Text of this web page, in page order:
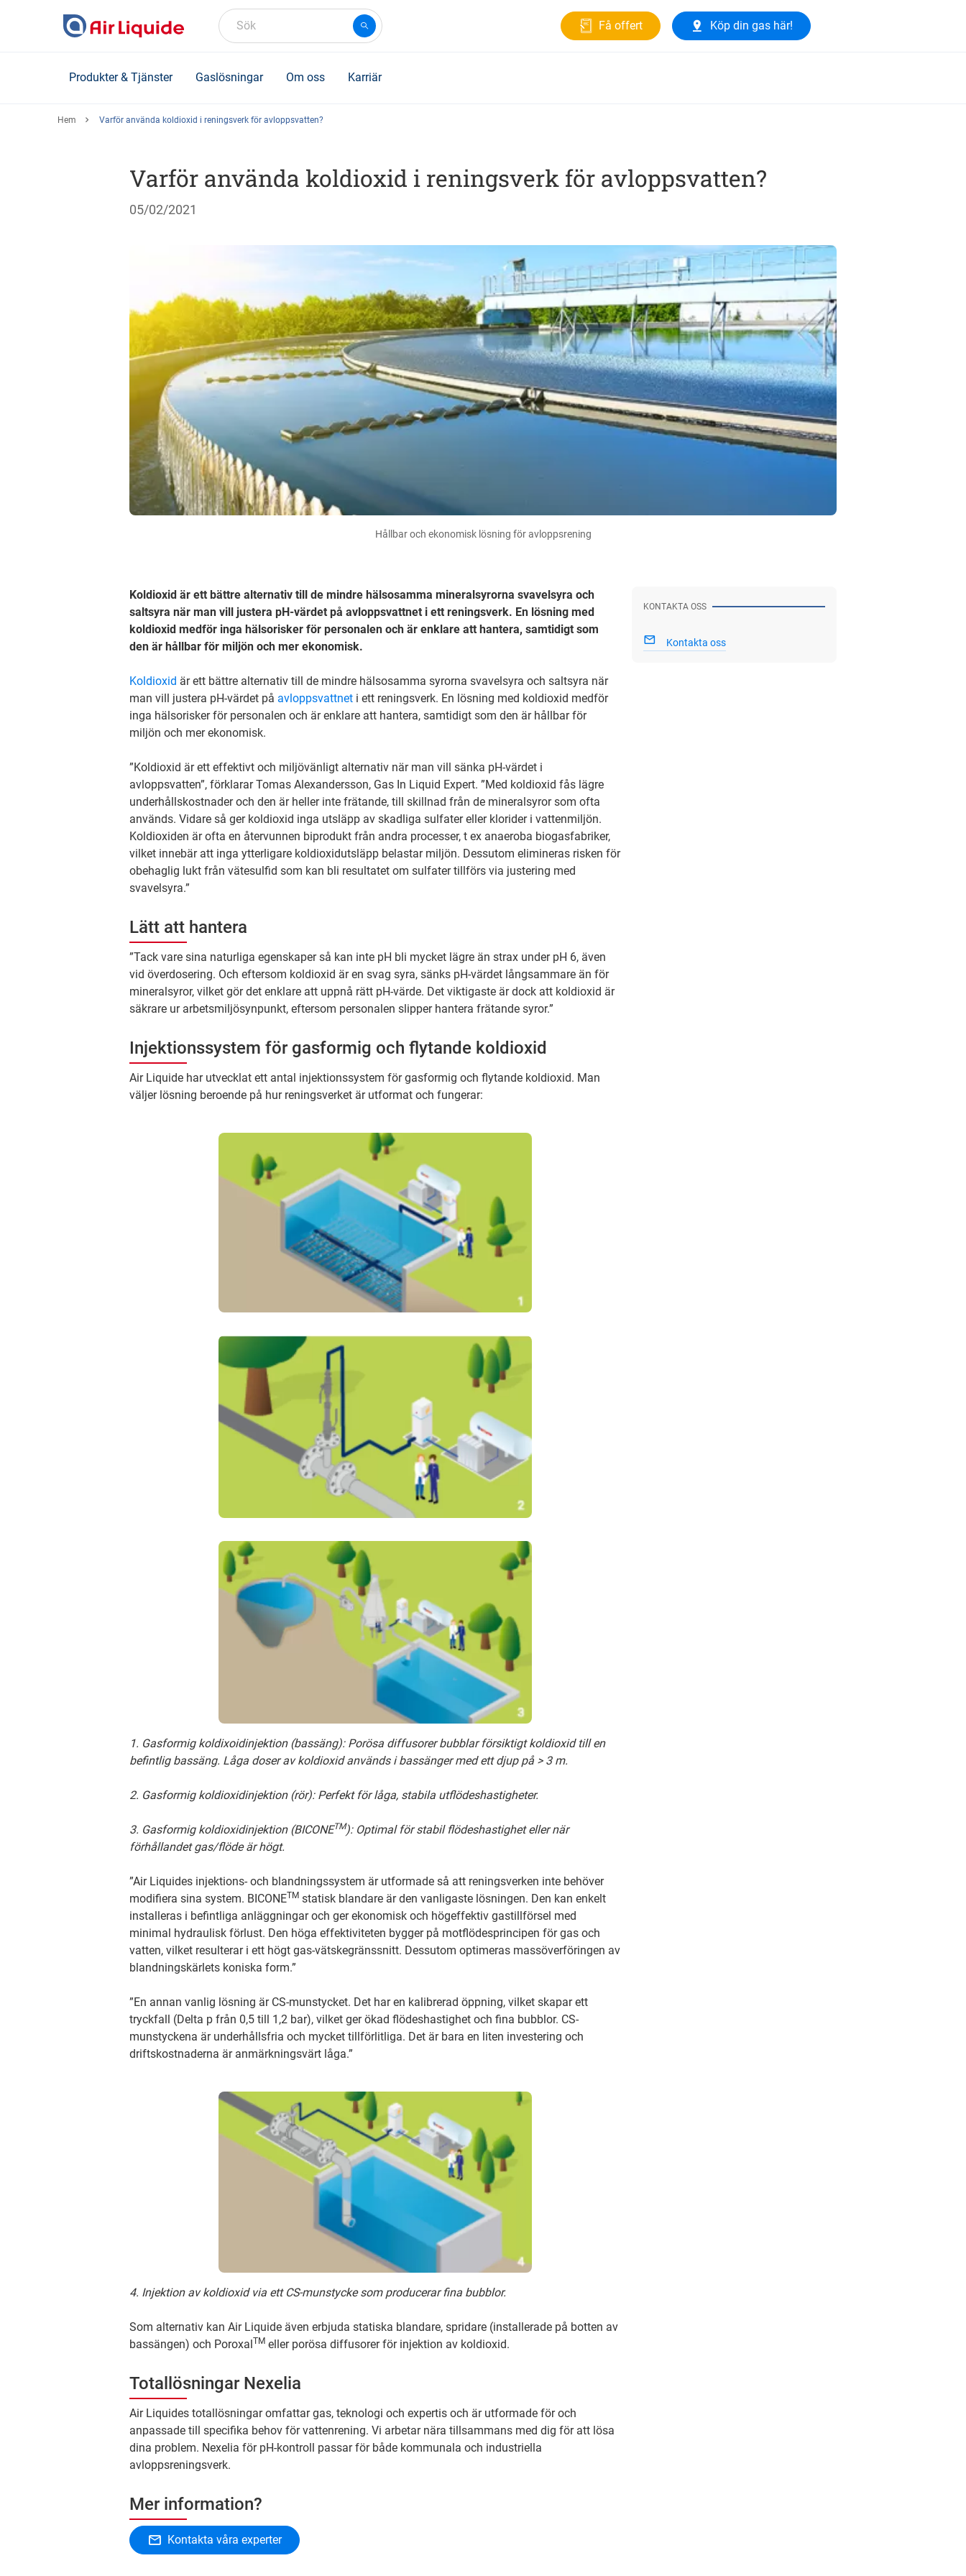
Sök Få offert Köp din gas här!
Produkter & Tjänster Gaslösningar Om oss Karriär
Hem Varför använda koldioxid i reningsverk för avloppsvatten?
Varför använda koldioxid i reningsverk för avloppsvatten?
05/02/2021
Hållbar och ekonomisk lösning för avloppsrening
Koldioxid är ett bättre alternativ till de mindre hälsosamma mineralsyrorna svavelsyra och
saltsyra när man vill justera pH-värdet på avloppsvattnet i ett reningsverk. En lösning med
koldioxid medför inga hälsorisker för personalen och är enklare att hantera, samtidigt som
den är hållbar för miljön och mer ekonomisk.
Koldioxid är ett bättre alternativ till de mindre hälsosamma syrorna svavelsyra och saltsyra när
man vill justera pH-värdet på avloppsvattnet i ett reningsverk. En lösning med koldioxid medför
inga hälsorisker för personalen och är enklare att hantera, samtidigt som den är hållbar för
miljön och mer ekonomisk.
”Koldioxid är ett effektivt och miljövänligt alternativ när man vill sänka pH-värdet i
avloppsvatten”, förklarar Tomas Alexandersson, Gas In Liquid Expert. ”Med koldioxid fås lägre
underhållskostnader och den är heller inte frätande, till skillnad från de mineralsyror som ofta
används. Vidare så ger koldioxid inga utsläpp av skadliga sulfater eller klorider i vattenmiljön.
Koldioxiden är ofta en återvunnen biprodukt från andra processer, t ex anaeroba biogasfabriker,
vilket innebär att inga ytterligare koldioxidutsläpp belastar miljön. Dessutom elimineras risken för
obehaglig lukt från vätesulfid som kan bli resultatet om sulfater tillförs via justering med
svavelsyra.”
Lätt att hantera
”Tack vare sina naturliga egenskaper så kan inte pH bli mycket lägre än strax under pH 6, även
vid överdosering. Och eftersom koldioxid är en svag syra, sänks pH-värdet långsammare än för
mineralsyror, vilket gör det enklare att uppnå rätt pH-värde. Det viktigaste är dock att koldioxid är
säkrare ur arbetsmiljösynpunkt, eftersom personalen slipper hantera frätande syror.”
Injektionssystem för gasformig och flytande koldioxid
Air Liquide har utvecklat ett antal injektionssystem för gasformig och flytande koldioxid. Man
väljer lösning beroende på hur reningsverket är utformat och fungerar:
1. Gasformig koldixoidinjektion (bassäng): Porösa diffusorer bubblar försiktigt koldioxid till en
befintlig bassäng. Låga doser av koldioxid används i bassänger med ett djup på > 3 m.
2. Gasformig koldioxidinjektion (rör): Perfekt för låga, stabila utflödeshastigheter.
3. Gasformig koldioxidinjektion (BICONETM): Optimal för stabil flödeshastighet eller när
förhållandet gas/flöde är högt.
”Air Liquides injektions- och blandningssystem är utformade så att reningsverken inte behöver
modifiera sina system. BICONETM statisk blandare är den vanligaste lösningen. Den kan enkelt
installeras i befintliga anläggningar och ger ekonomisk och högeffektiv gastillförsel med
minimal hydraulisk förlust. Den höga effektiviteten bygger på motflödesprincipen för gas och
vatten, vilket resulterar i ett högt gas-vätskegränssnitt. Dessutom optimeras massöverföringen av
blandningskärlets koniska form.”
”En annan vanlig lösning är CS-munstycket. Det har en kalibrerad öppning, vilket skapar ett
tryckfall (Delta p från 0,5 till 1,2 bar), vilket ger ökad flödeshastighet och fina bubblor. CS-
munstyckena är underhållsfria och mycket tillförlitliga. Det är bara en liten investering och
driftskostnaderna är anmärkningsvärt låga.”
4. Injektion av koldioxid via ett CS-munstycke som producerar fina bubblor.
Som alternativ kan Air Liquide även erbjuda statiska blandare, spridare (installerade på botten av
bassängen) och Poroxal TM eller porösa diffusorer för injektion av koldioxid.
Totallösningar Nexelia
Air Liquides totallösningar omfattar gas, teknologi och expertis och är utformade för och
anpassade till specifika behov för vattenrening. Vi arbetar nära tillsammans med dig för att lösa
dina problem. Nexelia för pH-kontroll passar för både kommunala och industriella
avloppsreningsverk.
Mer information?
Kontakta våra experter
KONTAKTA OSS
Kontakta oss